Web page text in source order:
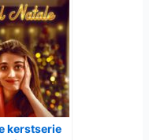
kerstserie